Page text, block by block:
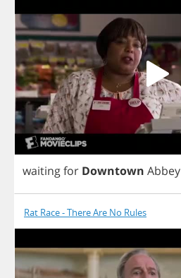
waitingfor Downtown Abbey
Rat Race - There Are No Rules